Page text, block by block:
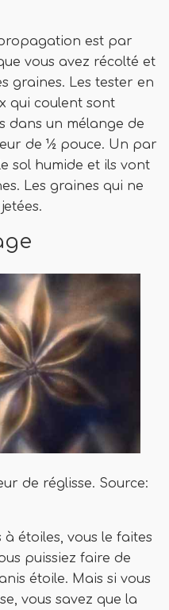
est par
vous avez récolté et
graines. Les tester en
qui coulent sont
dans un mélange de
de ½ pouce. Un par
sol humide et ils vont
Les graines qui ne
de réglisse. Source:
à étoiles, vous le faites
puissiez faire de
étoile. Mais si vous
vous savez que la